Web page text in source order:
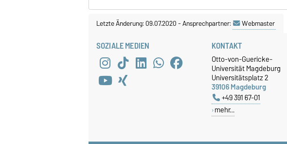
Letzte Änderung: 09.07.2020-Ansprechpartner: Webmaster
SOZIALE MEDIEN KONTAKT
Otto-von-Guericke-
Universität Magdeburg
Universitätsplatz 2
39106 Magdeburg
+49 391 67-01
mehr…